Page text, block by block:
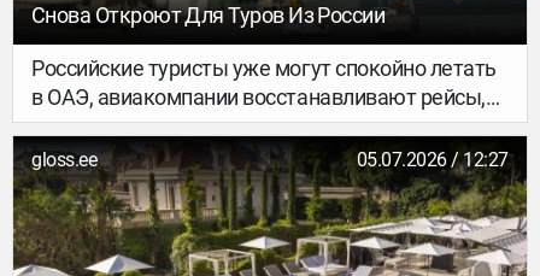
Снова Откроют Для Туров Из России
Российские туристы уже могут спокойно летать
в ОАЭ, авиакомпании восстанавливают рейсы,
отели снижают цены, а путешественники
продолжают отдыхать в Дубае и Абу-Даби.
gloss.ee 05.07.2026 / 12:27